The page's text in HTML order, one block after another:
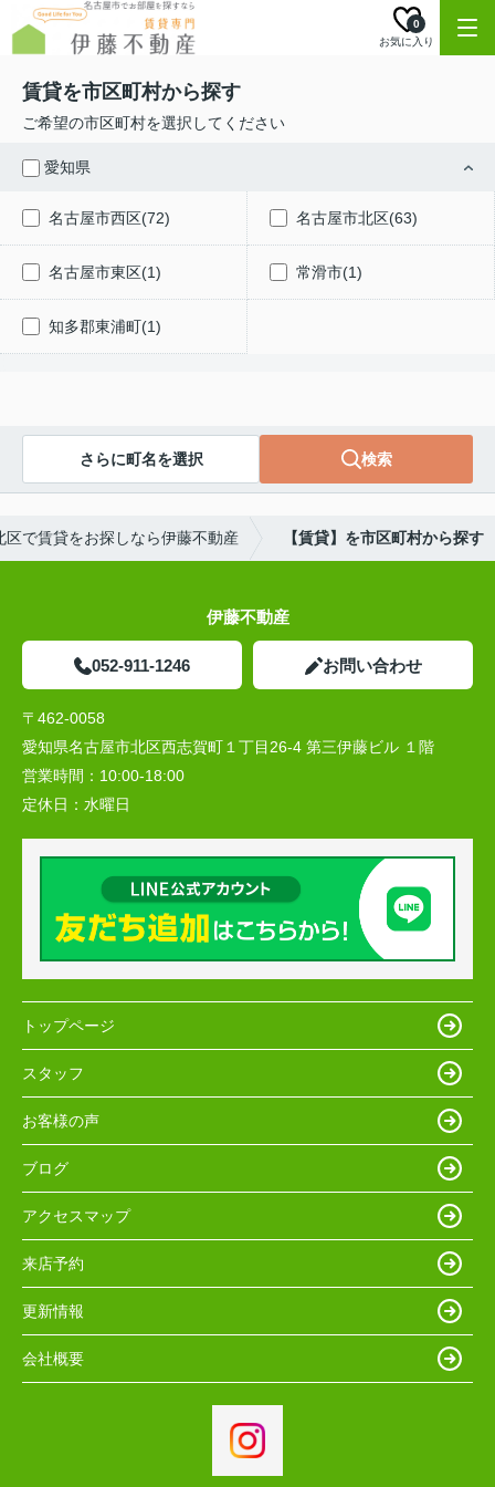
お気に入り
0
賃貸を市区町村から探す
ご希望の市区町村を選択してください
愛知県
名古屋市西区(72) 名古屋市北区(63)
名古屋市東区(1) 常滑市(1)
知多郡東浦町(1)
さらに町名を選択 検索
区で賃貸をお探しなら伊藤不動産 【賃貸】を市区町村から探す
伊藤不動産
052-911-1246 お問い合わせ
〒462-0058
愛知県名古屋市北区西志賀町１丁目26-4 第三伊藤ビル １階
営業時間： 10:00‐18:00
定休日： 水曜日
トップページ
スタッフ
お客様の声
ブログ
アクセスマップ
来店予約
更新情報
会社概要